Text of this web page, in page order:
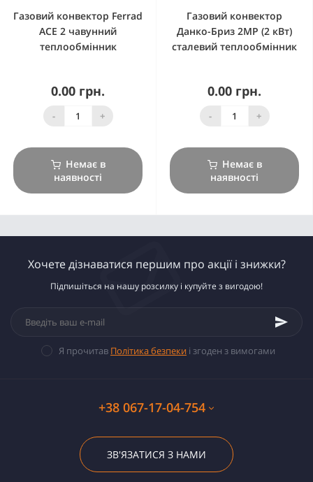
Газовий конвектор Ferrad
ACE 2 чавунний
теплообмінник
0.00 грн.
- +
Немає в
наявності
Газовий конвектор
Данко-Бриз 2МР (2 кВт)
сталевий теплообмінник
0.00 грн.
- +
Немає в
наявності
Хочете дізнаватися першим про акції і знижки?
Підпишіться на нашу розсилку і купуйте з вигодою!
Я прочитав Політика безпеки і згоден з вимогами
+38 067-17-04-754
ЗВ'ЯЗАТИСЯ З НАМИ